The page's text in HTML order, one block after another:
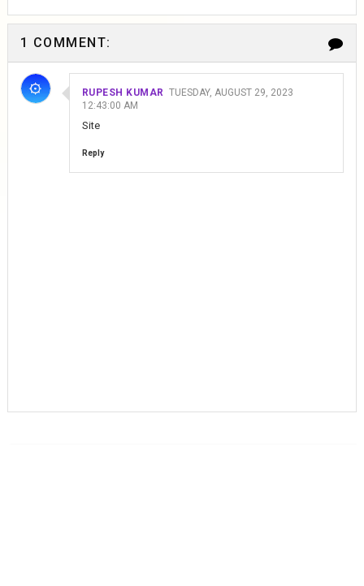
1 COMMENT:
RUPESH KUMAR TUESDAY, AUGUST 29, 2023
12:43:00 AM
Site
Reply